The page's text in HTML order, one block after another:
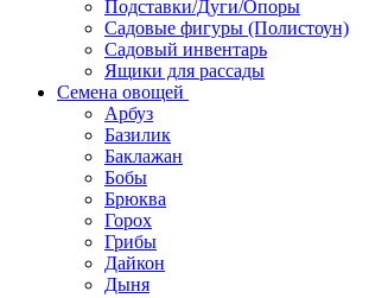
Подставки/Дуги/Опоры
Садовые фигуры (Полистоун)
Садовый инвентарь
Ящики для рассады
Семена овощей
Арбуз
Базилик
Баклажан
Бобы
Брюква
Горох
Грибы
Дайкон
Дыня